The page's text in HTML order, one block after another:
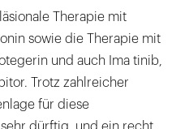
Therapie mit
sowie die Therapie mit
und auch Ima tinib,
Trotz zahlreicher
für diese